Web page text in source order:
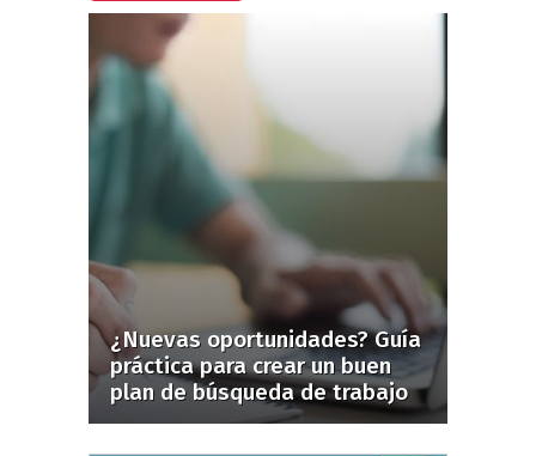
¿Nuevas oportunidades? Guía
práctica para crear un buen
plan de búsqueda de trabajo